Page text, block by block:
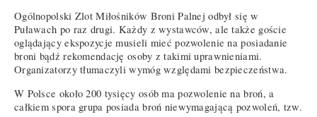
Ogólnopolski Zlot Miłośników Broni Palnej odbył się w
Puławach po raz drugi. Każdy z wystawców, ale także goście
oglądający ekspozycje musieli mieć pozwolenie na posiadanie
broni bądź rekomendację osoby z takimi uprawnieniami.
Organizatorzy tłumaczyli wymóg względami bezpieczeństwa.
W Polsce około 200 tysięcy osób ma pozwolenie na broń, a
całkiem spora grupa posiada broń niewymagającą pozwoleń, tzw.